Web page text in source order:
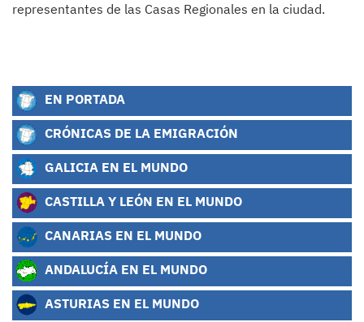
representantes de las Casas Regionales en la ciudad.
EN PORTADA
CRÓNICAS DE LA EMIGRACIÓN
GALICIA EN EL MUNDO
CASTILLA Y LEÓN EN EL MUNDO
CANARIAS EN EL MUNDO
ANDALUCÍA EN EL MUNDO
ASTURIAS EN EL MUNDO